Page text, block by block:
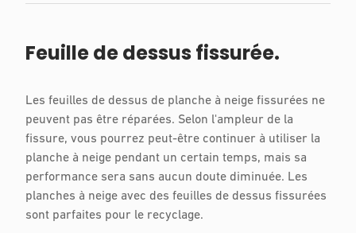
Feuille de dessus fissurée.
Les feuilles de dessus de planche à neige fissurées ne
peuvent pas être réparées. Selon l'ampleur de la
fissure, vous pourrez peut-être continuer à utiliser la
planche à neige pendant un certain temps, mais sa
performance sera sans aucun doute diminuée. Les
planches à neige avec des feuilles de dessus fissurées
sont parfaites pour le recyclage.